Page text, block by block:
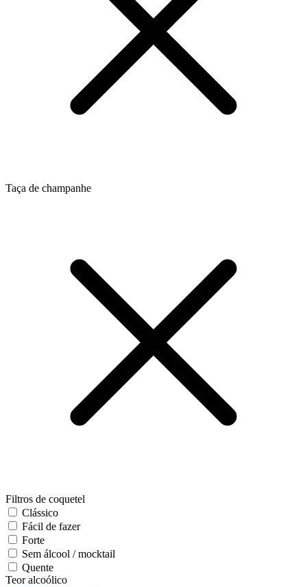
Taça de champanhe
Filtros de coquetel
Clássico
Fácil de fazer
Forte
Sem álcool / mocktail
Quente
Teor alcoólico